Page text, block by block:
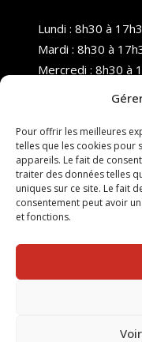
Pour offrir les meilleures
telles que les cookies pour
appareils. Le fait de
traiter des données telles
uniques sur ce site. Le fait
consentement peut avoir
et fonctions.
Lundi : 8h30 à
Mardi : 8h30 à
Mercredi : 8h30 à
Samedi : Fermé
Dimanche : Fermé
© 2025 Nouvel R
SITE